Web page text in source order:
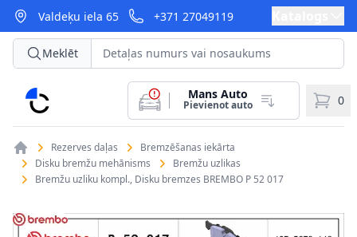
Valdeķu iela 65 +371 27049119
CarParts
Meklēt
Mans Auto
Pievienot auto 0
Rezerves daļas
Bremzēšanas iekārta
Disku bremžu mehānisms
Bremžu uzlikas
Bremžu uzliku kompl., Disku bremzes BREMBO P 52 017